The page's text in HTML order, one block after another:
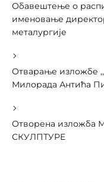
Обавештење о
именовање
металургије
Отварање изложбе
Милорада Антића
Отворена изложба
СКУЛПТУРЕ